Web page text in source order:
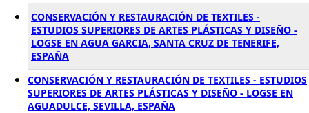
CONSERVACIÓN Y RESTAURACIÓN DE TEXTILES -
ESTUDIOS SUPERIORES DE ARTES PLÁSTICAS Y DISEÑO -
LOGSE EN AGUA GARCIA, SANTA CRUZ DE TENERIFE,
ESPAÑA
CONSERVACIÓN Y RESTAURACIÓN DE TEXTILES - ESTUDIOS
SUPERIORES DE ARTES PLÁSTICAS Y DISEÑO - LOGSE EN
AGUADULCE, SEVILLA, ESPAÑA